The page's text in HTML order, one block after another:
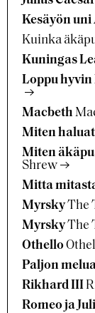
Kesäyön uni
Kuinka
Kuningas
Loppu
Macbeth
Miten
Miten
Shrew
Mitta
MyrskyThe
MyrskyThe
Othello
Paljon
Rikhard III
Romeo ja